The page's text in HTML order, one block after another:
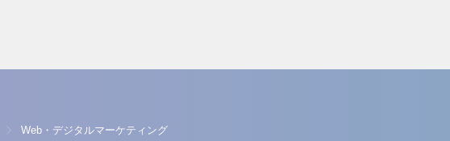
Web・デジタルマーケティング